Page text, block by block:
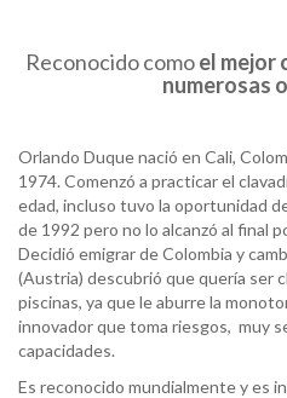
Reconocido comoel mejor
numerosas
Orlando Duque nació en Cali,
1974. Comenzó a practicar el
edad, incluso tuvo la oportunidad
de 1992 pero no lo alcanzó al final
Decidió emigrar de Colombia y
(Austria) descubrió que quería ser
piscinas, ya que le aburre la
innovador que toma riesgos, muy
capacidades.
Es reconocido mundialmente y es